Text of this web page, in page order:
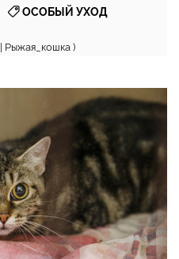
ОСОБЫЙ УХОД
| Рыжая_кошка )